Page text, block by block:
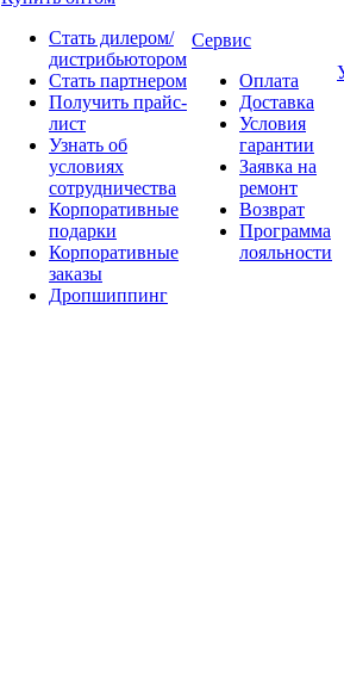
Стать дилером/
дистрибьютором
Стать партнером
Получить прайс-
лист
Узнать об
условиях
сотрудничества
Корпоративные
подарки
Корпоративные
заказы
Дропшиппинг
Сервис
Оплата
Доставка
Условия
гарантии
Заявка на
ремонт
Возврат
Программа
лояльности